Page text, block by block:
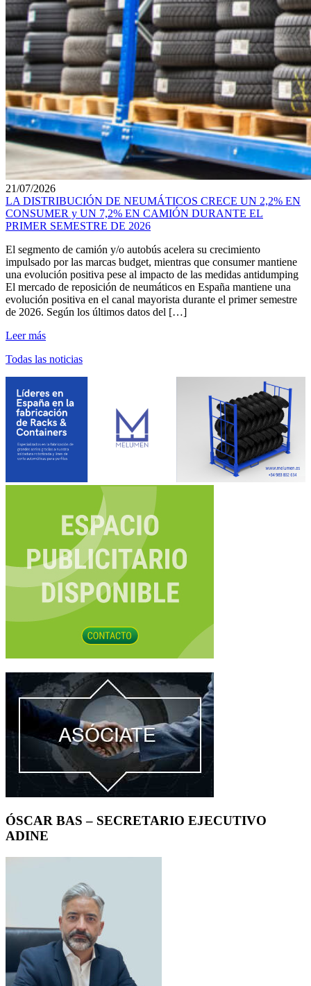
21/07/2026
LA DISTRIBUCIÓN DE NEUMÁTICOS CRECE UN 2,2% EN
CONSUMER y UN 7,2% EN CAMIÓN DURANTE EL
PRIMER SEMESTRE DE 2026
El segmento de camión y/o autobús acelera su crecimiento
impulsado por las marcas budget, mientras que consumer mantiene
una evolución positiva pese al impacto de las medidas antidumping
El mercado de reposición de neumáticos en España mantiene una
evolución positiva en el canal mayorista durante el primer semestre
de 2026. Según los últimos datos del […]
Leer más
Todas las noticias
ÓSCAR BAS – SECRETARIO EJECUTIVO
ADINE